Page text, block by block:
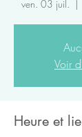
ven. 03 juil.
  |
Voir
Heure et